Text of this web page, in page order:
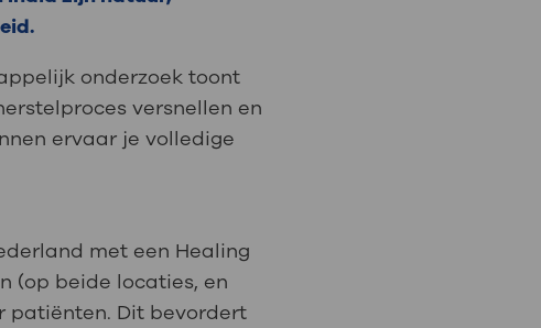
onderzoek toont
versnellen en
ervaar je volledige
met een Healing
(op beide locaties, en
patiënten. Dit bevordert